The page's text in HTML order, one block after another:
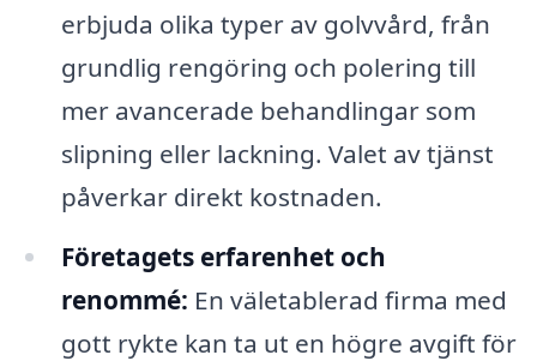
erbjuda olika typer av golvvård, från
grundlig rengöring och polering till
mer avancerade behandlingar som
slipning eller lackning. Valet av tjänst
påverkar direkt kostnaden.
Företagets erfarenhet och
renommé: En väletablerad firma med
gott rykte kan ta ut en högre avgift för